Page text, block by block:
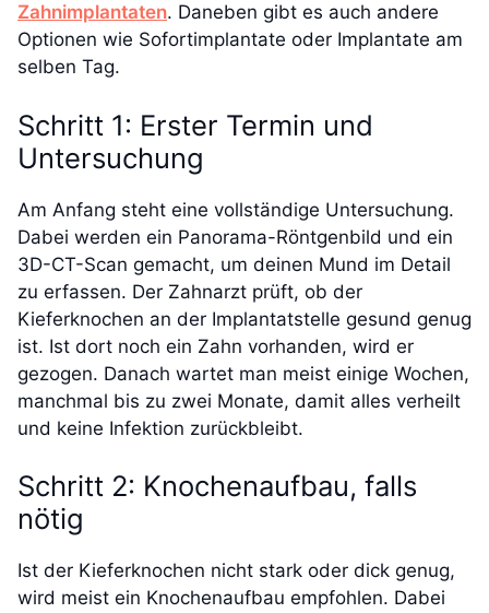
Zahnimplantaten. Daneben gibt es auch andere
Optionen wie Sofortimplantate oder Implantate am
selben Tag.
Schritt 1: Erster Termin und
Untersuchung
Am Anfang steht eine vollständige Untersuchung.
Dabei werden ein Panorama-Röntgenbild und ein
3D-CT-Scan gemacht, um deinen Mund im Detail
zu erfassen. Der Zahnarzt prüft, ob der
Kieferknochen an der Implantatstelle gesund genug
ist. Ist dort noch ein Zahn vorhanden, wird er
gezogen. Danach wartet man meist einige Wochen,
manchmal bis zu zwei Monate, damit alles verheilt
und keine Infektion zurückbleibt.
Schritt 2: Knochenaufbau, falls
nötig
Ist der Kieferknochen nicht stark oder dick genug,
wird meist ein Knochenaufbau empfohlen. Dabei